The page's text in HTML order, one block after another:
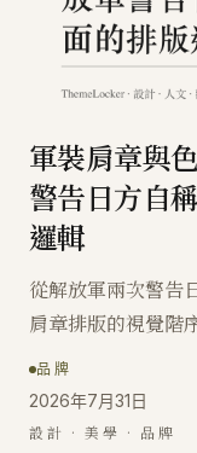
軍裝肩章與
警告日方自
邏輯
從解放軍兩次警告
肩章排版的視覺階
品牌
2026年7月31日
設計 · 美學 · 品牌